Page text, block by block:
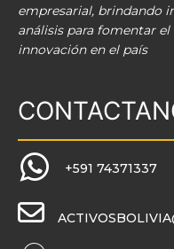
empresarial, brindando
análisis para fomentar
innovación en el país
+591 74371337